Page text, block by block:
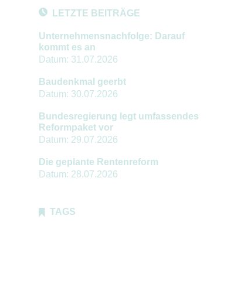
LETZTE BEITRÄGE
Unternehmensnachfolge: Darauf
kommt es an
Datum: 31.07.2026
Baudenkmal geerbt
Datum: 30.07.2026
Bundesregierung legt umfassendes
Reformpaket vor
Datum: 29.07.2026
Die geplante Rentenreform
Datum: 28.07.2026
TAGS